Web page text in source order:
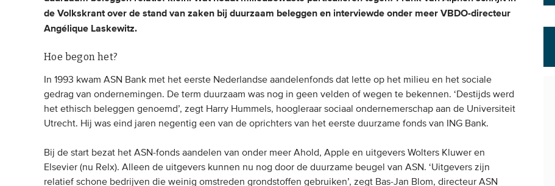
de Volkskrant over de stand van zaken bij duurzaam beleggen en interviewde onder meer VBDO-directeur
Angélique Laskewitz.
Hoe begon het?
In 1993 kwam ASN Bank met het eerste Nederlandse aandelenfonds dat lette op het milieu en het sociale
gedrag van ondernemingen. De term duurzaam was nog in geen velden of wegen te bekennen. ‘Destijds werd
het ethisch beleggen genoemd’, zegt Harry Hummels, hoogleraar sociaal ondernemerschap aan de Universiteit
Utrecht. Hij was eind jaren negentig een van de oprichters van het eerste duurzame fonds van ING Bank.
Bij de start bezat het ASN-fonds aandelen van onder meer Ahold, Apple en uitgevers Wolters Kluwer en
Elsevier (nu Relx). Alleen de uitgevers kunnen nu nog door de duurzame beugel van ASN. ‘Uitgevers zijn
relatief schone bedrijven die weinig omstreden grondstoffen gebruiken’, zegt Bas-Jan Blom, directeur ASN